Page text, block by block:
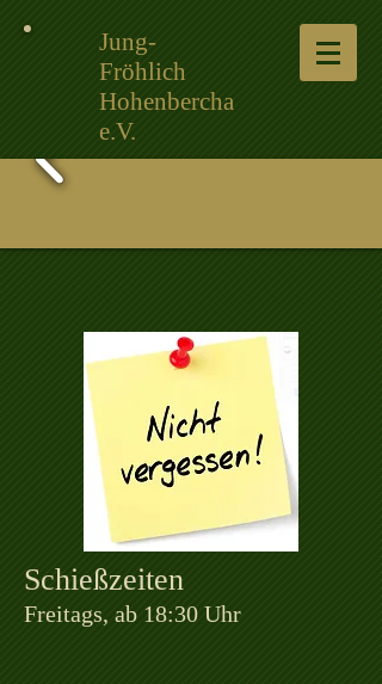
Jung-
Fröhlich
Hohenbercha
e.V.
Schießzeiten
Freitags, ab 18:30 Uhr